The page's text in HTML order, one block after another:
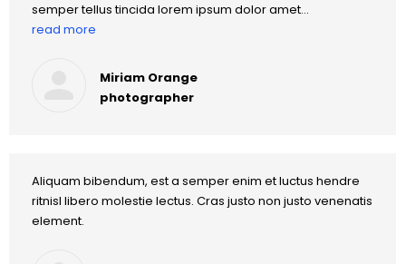
semper tellus tincida lorem ipsum dolor amet…
read more
Miriam Orange
photographer
Aliquam bibendum, est a semper enim et luctus hendre
ritnisl libero molestie lectus. Cras justo non justo venenatis
element.